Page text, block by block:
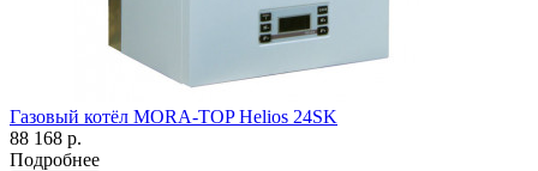
Газовый котёл MORA-TOP Helios 24SK
88 168 р.
Подробнее